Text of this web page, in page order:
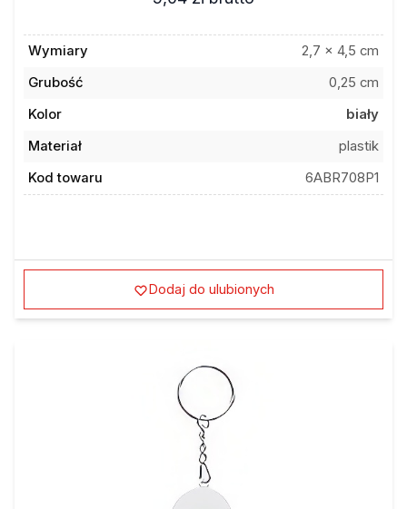
Wymiary
2,7 x 4,5 cm
Grubość
0,25 cm
Kolor
biały
Materiał
plastik
Kod towaru
6ABR708P1
Dodaj do ulubionych